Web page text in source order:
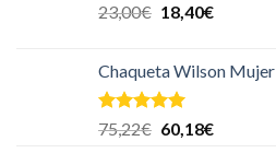
23,00€ 18,40€
Chaqueta Wilson Mujer
Valorado en
5.00
75,22€ 60,18€